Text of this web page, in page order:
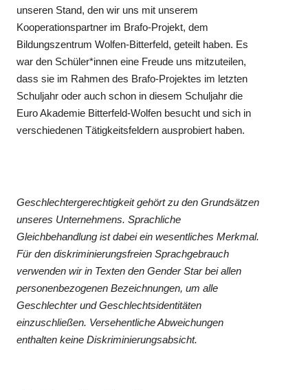
unseren Stand, den wir uns mit unserem
Kooperationspartner im Brafo-Projekt, dem
Bildungszentrum Wolfen-Bitterfeld, geteilt haben. Es
war den Schüler*innen eine Freude uns mitzuteilen,
dass sie im Rahmen des Brafo-Projektes im letzten
Schuljahr oder auch schon in diesem Schuljahr die
Euro Akademie Bitterfeld-Wolfen besucht und sich in
verschiedenen Tätigkeitsfeldern ausprobiert haben.
Geschlechtergerechtigkeit gehört zu den Grundsätzen
unseres Unternehmens. Sprachliche
Gleichbehandlung ist dabei ein wesentliches Merkmal.
Für den diskriminierungsfreien Sprachgebrauch
verwenden wir in Texten den Gender Star bei allen
personenbezogenen Bezeichnungen, um alle
Geschlechter und Geschlechtsidentitäten
einzuschließen. Versehentliche Abweichungen
enthalten keine Diskriminierungsabsicht.